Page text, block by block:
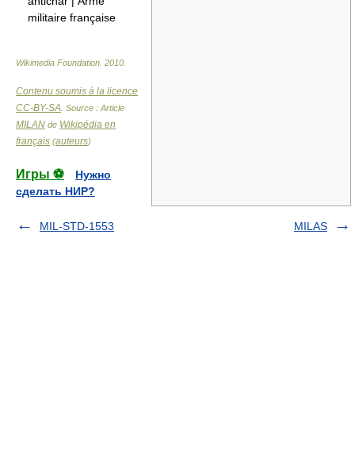
militaire française
Wikimedia Foundation 2010
Contenu soumis à la licence
CC-BY-SA . Source : Article
MILAN de Wikipédia en
français (auteurs)
Игры ⚽
Нужно
сделать НИР?
MIL-STD-1553 MILAS